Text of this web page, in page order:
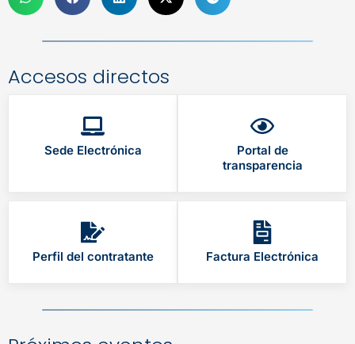
Accesos directos
Sede Electrónica
Portal de
transparencia
Perfil del contratante Factura Electrónica